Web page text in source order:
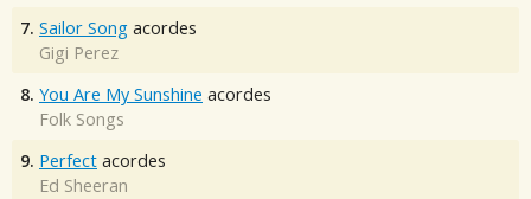
7. Sailor Song acordes
Gigi Perez
8. You Are My Sunshine acordes
Folk Songs
9. Perfect acordes
Ed Sheeran